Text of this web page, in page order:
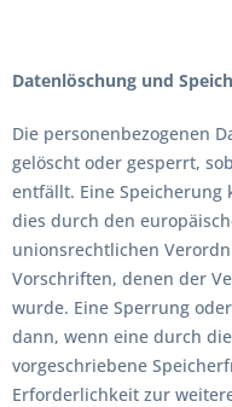
Datenlöschung und
Die personenbezogenen
gelöscht oder gesperrt,
entfällt. Eine
dies durch den
unionsrechtlichen
Vorschriften, denen der
wurde. Eine Sperrung
dann, wenn eine durch
vorgeschriebene
Erforderlichkeit zur